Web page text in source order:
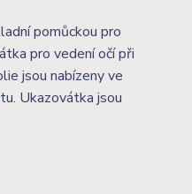
pomůckou pro
pro vedení očí při
jsou nabízeny ve
Ukazovátka jsou